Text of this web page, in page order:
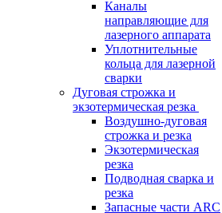
Каналы
направляющие для
лазерного аппарата
Уплотнительные
кольца для лазерной
сварки
Дуговая строжка и
экзотермическая резка
Воздушно-дуговая
строжка и резка
Экзотермическая
резка
Подводная сварка и
резка
Запасные части ARC